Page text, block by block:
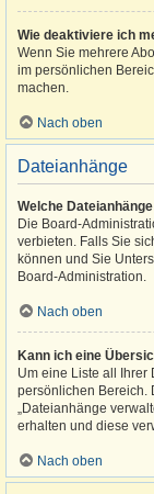
Wie deaktiviere ich
Wenn Sie mehrere
im persönlichen
machen.
Nach oben
Dateianhänge
Welche
Die Board-
verbieten. Falls Sie
können und Sie
Board-Administration.
Nach oben
Kann ich eine
Um eine Liste all Ihrer
persönlichen Bereich.
„Dateianhänge
erhalten und diese
Nach oben